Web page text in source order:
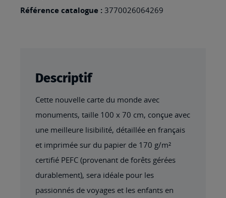
Référence catalogue : 3770026064269
Descriptif
Cette nouvelle carte du monde avec
monuments, taille 100 x 70 cm, conçue avec
une meilleure lisibilité, détaillée en français
et imprimée sur du papier de 170 g/m²
certifié PEFC (provenant de forêts gérées
durablement), sera idéale pour les
passionnés de voyages et les enfants en